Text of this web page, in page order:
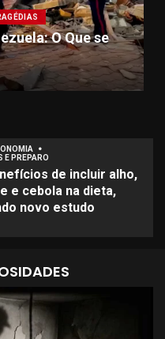
Israel e Irã
com Trump
E PREPARO
de incluir alho,
e cebola na dieta,
FILMES
Mario Galaxy’ se torna
filme a faturar US$
em 2026
Kanye West na
tem protestos
antissemitismo